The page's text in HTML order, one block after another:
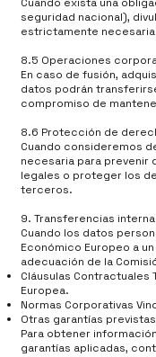
Cuando exista una
seguridad nacional),
estrictamente
8.5 Operaciones
En caso de fusión,
datos podrán
compromiso de
8.6 Protección de
Cuando consideremos
necesaria para prevenir
legales o proteger los
terceros.
9. Transferencias
Cuando los datos
Económico Europeo a
adecuación de la
Cláusulas Contractuales
Europea.
Normas Corporativas
Otras garantías
Para obtener
garantías aplicadas,